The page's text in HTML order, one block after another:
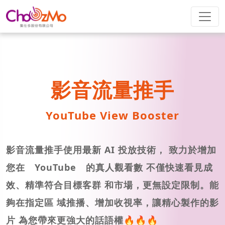
影音流量推手
YouTube View Booster
影音流量推手使用最新 AI 投放技術， 致力於增加
您在 YouTube 的真人觀看數 不僅快速看見成
效、精準符合目標客群 和市場，更無設定限制。能
夠在指定區 域推播、增加收視率，讓精心製作的影
片 為您帶來更強大的話語權🔥🔥🔥